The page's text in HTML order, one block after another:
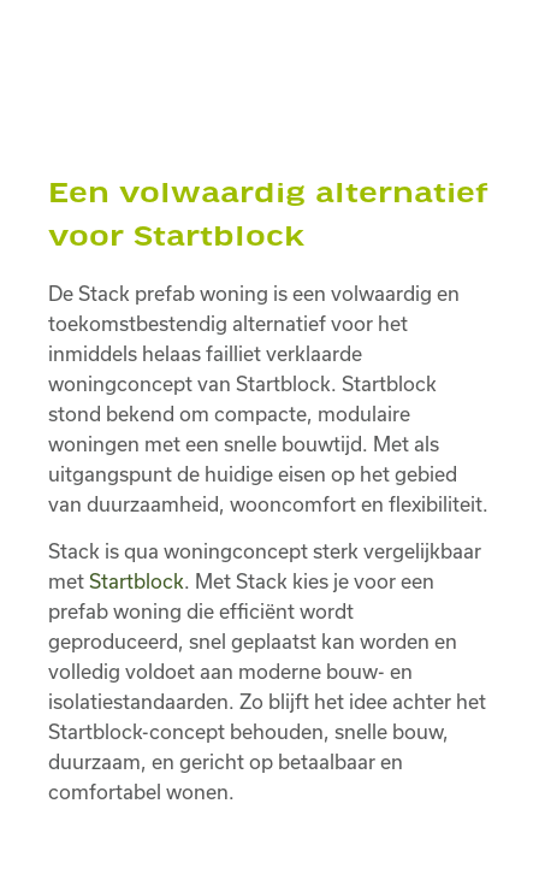
Een volwaardig alternatief
voor Startblock
De Stack prefab woning is een volwaardig en
toekomstbestendig alternatief voor het
inmiddels helaas failliet verklaarde
woningconcept van Startblock. Startblock
stond bekend om compacte, modulaire
woningen met een snelle bouwtijd. Met als
uitgangspunt de huidige eisen op het gebied
van duurzaamheid, wooncomfort en flexibiliteit.
Stack is qua woningconcept sterk vergelijkbaar
met Startblock. Met Stack kies je voor een
prefab woning die efficiënt wordt
geproduceerd, snel geplaatst kan worden en
volledig voldoet aan moderne bouw- en
isolatiestandaarden. Zo blijft het idee achter het
Startblock-concept behouden, snelle bouw,
duurzaam, en gericht op betaalbaar en
comfortabel wonen.